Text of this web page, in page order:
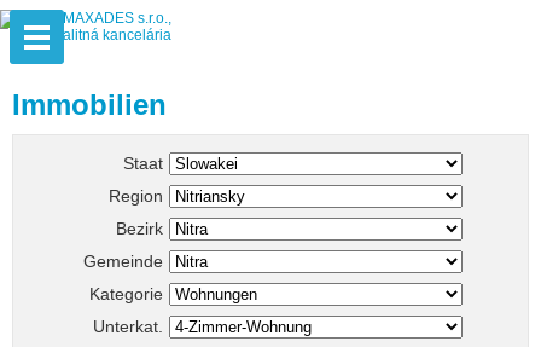
Immobilien
Staat
Region
Bezirk
Gemeinde
Kategorie
Unterkat.